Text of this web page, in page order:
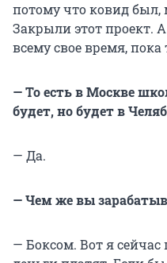
потому что ковид был,
Закрыли этот проект.
всему свое время, пока
— То есть в Москве
будет, но будет в
— Да.
— Чем же вы
— Боксом. Вот я сейчас